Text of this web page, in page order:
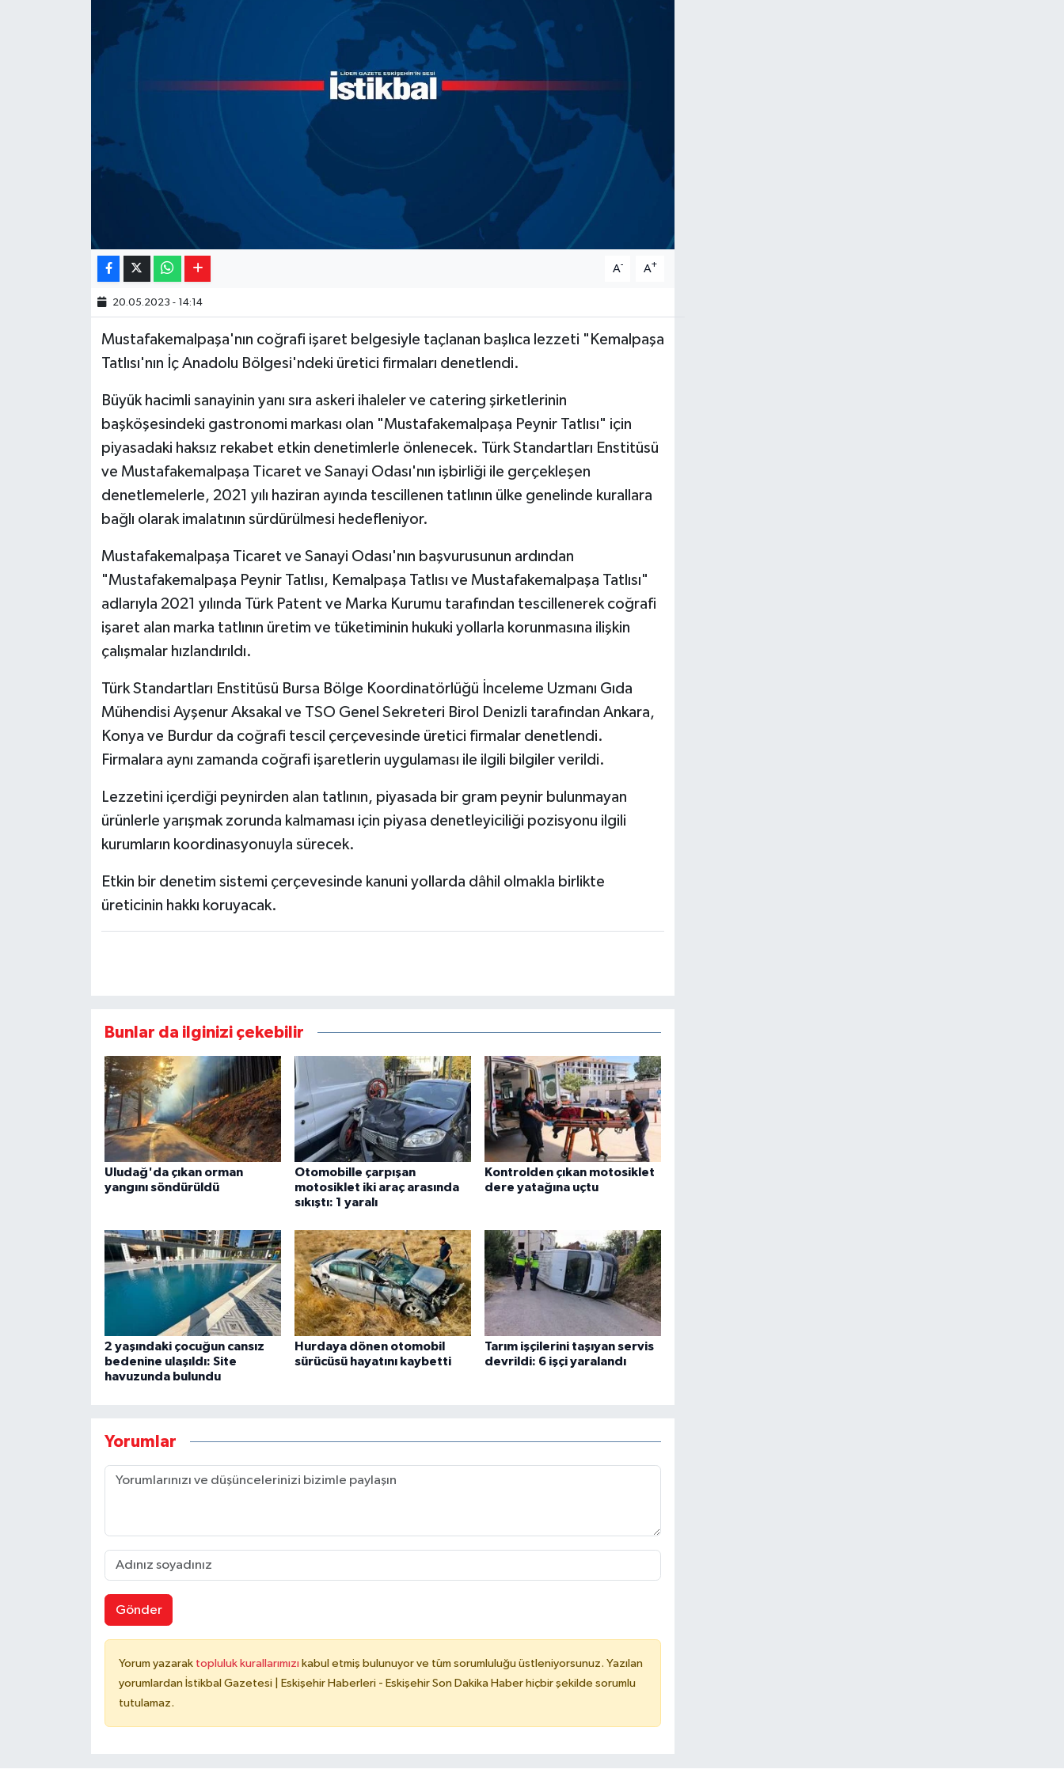
A- A+
20.05.2023 - 14:14
Mustafakemalpaşa'nın coğrafi işaret belgesiyle taçlanan başlıca lezzeti "Kemalpaşa
Tatlısı'nın İç Anadolu Bölgesi'ndeki üretici firmaları denetlendi.
Büyük hacimli sanayinin yanı sıra askeri ihaleler ve catering şirketlerinin
başköşesindeki gastronomi markası olan "Mustafakemalpaşa Peynir Tatlısı" için
piyasadaki haksız rekabet etkin denetimlerle önlenecek. Türk Standartları Enstitüsü
ve Mustafakemalpaşa Ticaret ve Sanayi Odası'nın işbirliği ile gerçekleşen
denetlemelerle, 2021 yılı haziran ayında tescillenen tatlının ülke genelinde kurallara
bağlı olarak imalatının sürdürülmesi hedefleniyor.
Mustafakemalpaşa Ticaret ve Sanayi Odası'nın başvurusunun ardından
"Mustafakemalpaşa Peynir Tatlısı, Kemalpaşa Tatlısı ve Mustafakemalpaşa Tatlısı"
adlarıyla 2021 yılında Türk Patent ve Marka Kurumu tarafından tescillenerek coğrafi
işaret alan marka tatlının üretim ve tüketiminin hukuki yollarla korunmasına ilişkin
çalışmalar hızlandırıldı.
Türk Standartları Enstitüsü Bursa Bölge Koordinatörlüğü İnceleme Uzmanı Gıda
Mühendisi Ayşenur Aksakal ve TSO Genel Sekreteri Birol Denizli tarafından Ankara,
Konya ve Burdur da coğrafi tescil çerçevesinde üretici firmalar denetlendi.
Firmalara aynı zamanda coğrafi işaretlerin uygulaması ile ilgili bilgiler verildi.
Lezzetini içerdiği peynirden alan tatlının, piyasada bir gram peynir bulunmayan
ürünlerle yarışmak zorunda kalmaması için piyasa denetleyiciliği pozisyonu ilgili
kurumların koordinasyonuyla sürecek.
Etkin bir denetim sistemi çerçevesinde kanuni yollarda dâhil olmakla birlikte
üreticinin hakkı koruyacak.
Bunlar da ilginizi çekebilir
Uludağ'da çıkan orman
yangını söndürüldü
Otomobille çarpışan
motosiklet iki araç arasında
sıkıştı: 1 yaralı
Kontrolden çıkan motosiklet
dere yatağına uçtu
2 yaşındaki çocuğun cansız
bedenine ulaşıldı: Site
havuzunda bulundu
Hurdaya dönen otomobil
sürücüsü hayatını kaybetti
Tarım işçilerini taşıyan servis
devrildi: 6 işçi yaralandı
Yorumlar
Gönder
Yorum yazarak topluluk kurallarımızı kabul etmiş bulunuyor ve tüm sorumluluğu üstleniyorsunuz. Yazılan
yorumlardan İstikbal Gazetesi | Eskişehir Haberleri - Eskişehir Son Dakika Haber hiçbir şekilde sorumlu
tutulamaz.